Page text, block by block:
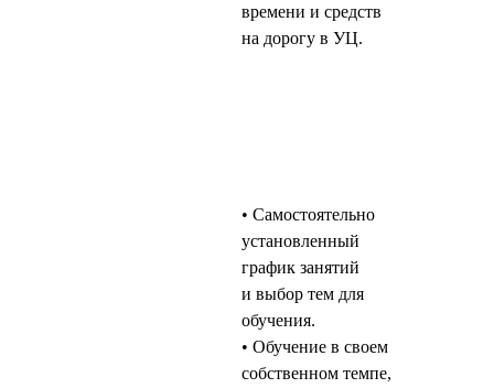
времени и средств
на дорогу в УЦ.
• Самостоятельно
установленный
график занятий
и выбор тем для
обучения.
• Обучение в своем
собственном темпе,